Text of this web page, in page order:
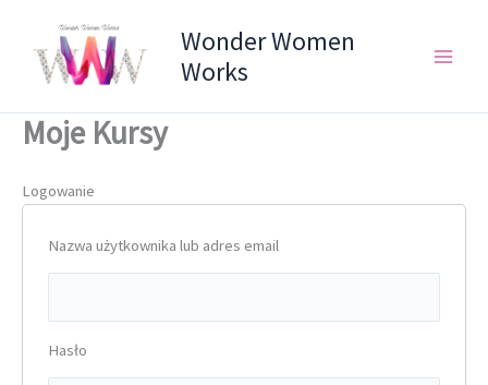
Wonder Women
Works
Moje Kursy
Logowanie
Nazwa użytkownika lub adres email
Hasło